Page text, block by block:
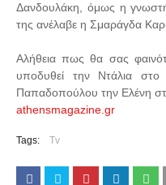
Δανδουλάκη, όμως η
της ανέλαβε η Σμαράγδα
Αλήθεια πως θα σας
υποδυθεί την Ντάλια
Παπαδοπούλου την Ελένη
athensmagazine.gr
Tags: Tv